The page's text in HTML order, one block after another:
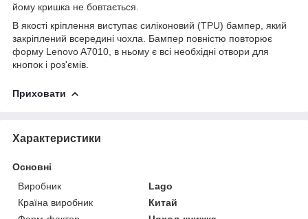
йому кришка не бовтається.
В якості кріплення виступає силіконовий (TPU) бампер, який
закріплений всередині чохла. Бампер повністю повторює
форму Lenovo A7010, в ньому є всі необхідні отвори для
кнопок і роз'ємів.
Приховати
Характеристики
Основні
Виробник
Lago
Країна виробник
Китай